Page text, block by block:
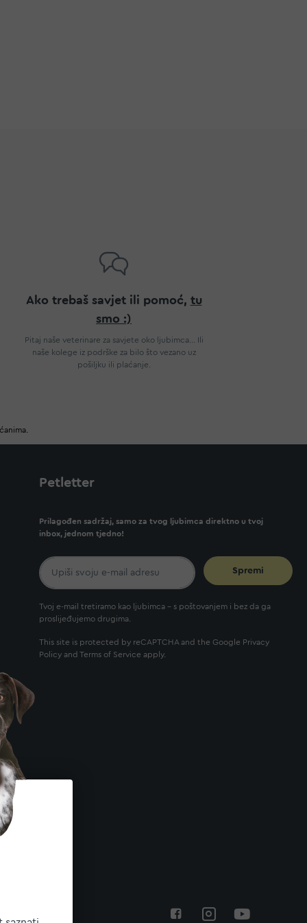
Ako trebaš savjet ili pomoć, tu
smo :)
Pitaj naše veterinare za savjete oko ljubimca... Ili
naše kolege iz podrške za bilo što vezano uz
pošiljku ili plaćanje.
Petletter
Prilagođen sadržaj, samo za tvog ljubimca direktno u tvoj
inbox, jednom tjedno!
Spremi
Tvoj e-mail tretiramo kao ljubimca - s poštovanjem i bez da ga
proslijeđujemo drugima.
This site is protected by reCAPTCHA and the Google Privacy
Policy and Terms of Service apply.